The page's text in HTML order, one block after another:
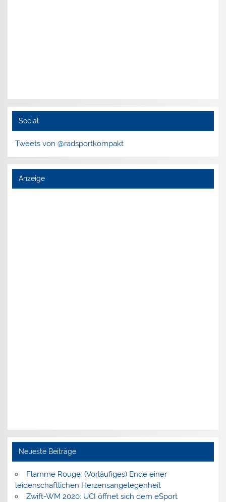
Social
Tweets von @radsportkompakt
Anzeige
Neueste Beiträge
Flamme Rouge: (Vorläufiges) Ende einer
leidenschaftlichen Herzensangelegenheit
Zwift-WM 2020: UCI öffnet sich dem eSport